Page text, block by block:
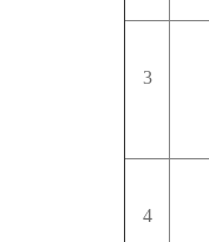
3
4